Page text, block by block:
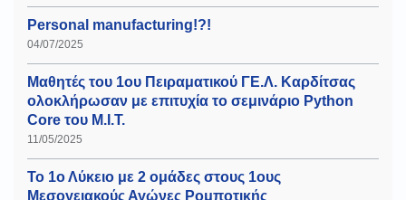
Personal manufacturing!?!
04/07/2025
Μαθητές του 1ου Πειραματικού ΓΕ.Λ. Καρδίτσας
ολοκλήρωσαν με επιτυχία το σεμινάριο Python
Core του Μ.Ι.Τ.
11/05/2025
Το 1ο Λύκειο με 2 ομάδες στους 1ους
Μεσογειακούς Αγώνες Ρομποτικής